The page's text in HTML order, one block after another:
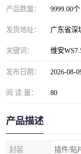
产品数量： 9999.00个
发货地址： 广东省深
关键词： 维安
发布日期： 2026-08-
阅 读 量： 80
产品描述
封装 插件/贴